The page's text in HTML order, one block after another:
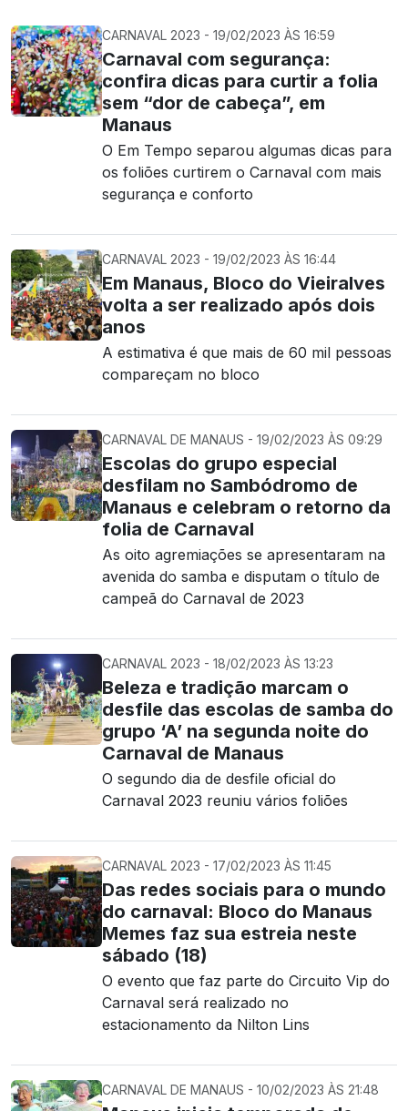
CARNAVAL 2023 - 19/02/2023 ÀS 16:59
Carnaval com segurança:
confira dicas para curtir a folia
sem “dor de cabeça”, em
Manaus
O Em Tempo separou algumas dicas para
os foliões curtirem o Carnaval com mais
segurança e conforto
CARNAVAL 2023 - 19/02/2023 ÀS 16:44
Em Manaus, Bloco do Vieiralves
volta a ser realizado após dois
anos
A estimativa é que mais de 60 mil pessoas
compareçam no bloco
CARNAVAL DE MANAUS - 19/02/2023 ÀS 09:29
Escolas do grupo especial
desfilam no Sambódromo de
Manaus e celebram o retorno da
folia de Carnaval
As oito agremiações se apresentaram na
avenida do samba e disputam o título de
campeã do Carnaval de 2023
CARNAVAL 2023 - 18/02/2023 ÀS 13:23
Beleza e tradição marcam o
desfile das escolas de samba do
grupo ‘A’ na segunda noite do
Carnaval de Manaus
O segundo dia de desfile oficial do
Carnaval 2023 reuniu vários foliões
CARNAVAL 2023 - 17/02/2023 ÀS 11:45
Das redes sociais para o mundo
do carnaval: Bloco do Manaus
Memes faz sua estreia neste
sábado (18)
O evento que faz parte do Circuito Vip do
Carnaval será realizado no
estacionamento da Nilton Lins
CARNAVAL DE MANAUS - 10/02/2023 ÀS 21:48